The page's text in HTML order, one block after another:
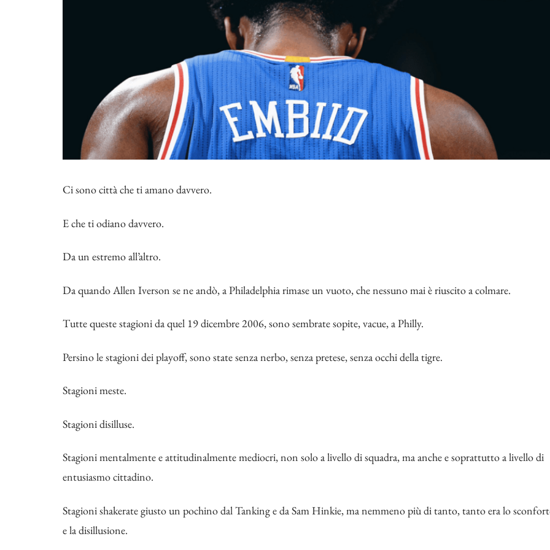
Ci sono città che ti amano davvero.
E che ti odiano davvero.
Da un estremo all’altro.
Da quando Allen Iverson se ne andò, a Philadelphia rimase un vuoto, che nessuno mai è riuscito a colmare.
Tutte queste stagioni da quel 19 dicembre 2006, sono sembrate sopite, vacue, a Philly.
Persino le stagioni dei playoff, sono state senza nerbo, senza pretese, senza occhi della tigre.
Stagioni meste.
Stagioni disilluse.
Stagioni mentalmente e attitudinalmente mediocri, non solo a livello di squadra, ma anche e soprattutto a livello di
entusiasmo cittadino.
Stagioni shakerate giusto un pochino dal Tanking e da Sam Hinkie, ma nemmeno più di tanto, tanto era lo
e la disillusione.